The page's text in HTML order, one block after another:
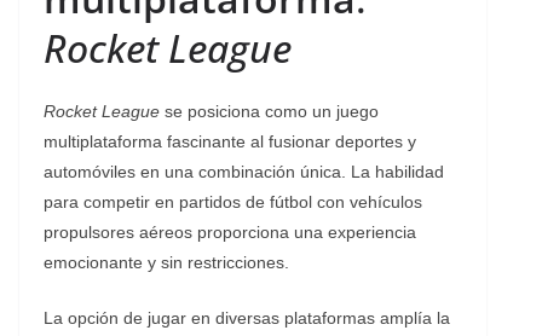
Rocket League
Rocket League se posiciona como un juego
multiplataforma fascinante al fusionar deportes y
automóviles en una combinación única. La habilidad
para competir en partidos de fútbol con vehículos
propulsores aéreos proporciona una experiencia
emocionante y sin restricciones.
La opción de jugar en diversas plataformas amplía la